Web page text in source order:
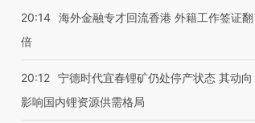
20:14 海外金融专才回流香港 外籍工作签证翻
倍
20:12 宁德时代宜春锂矿仍处停产状态 其动向
影响国内锂资源供需格局